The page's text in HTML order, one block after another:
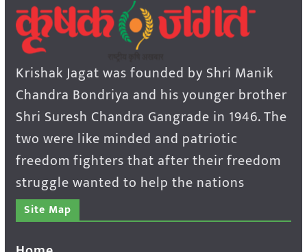
Krishak Jagat was founded by Shri Manik
Chandra Bondriya and his younger brother
Shri Suresh Chandra Gangrade in 1946. The
two were like minded and patriotic
freedom fighters that after their freedom
struggle wanted to help the nations
Site Map